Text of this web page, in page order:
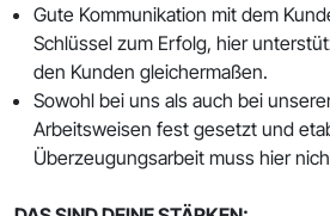
Gute Kommunikation mit dem
Schlüssel zum Erfolg, hier
den Kunden gleichermaßen.
Sowohl bei uns als auch bei
Arbeitsweisen fest gesetzt und
Überzeugungsarbeit muss hier